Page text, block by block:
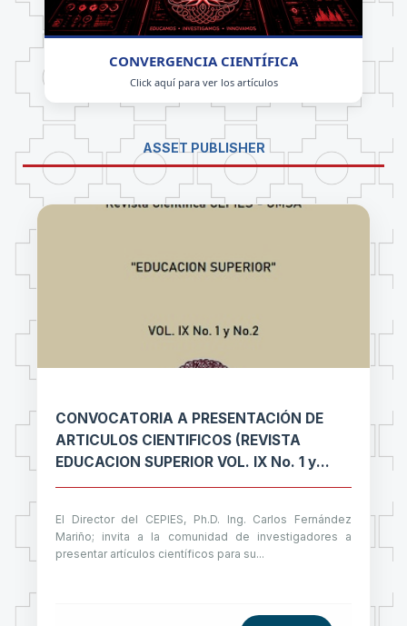
CONVERGENCIA CIENTÍFICA
Click aquí para ver los artículos
ASSET PUBLISHER
CONVOCATORIA A PRESENTACIÓN DE
ARTICULOS CIENTIFICOS (REVISTA
EDUCACION SUPERIOR VOL. IX No. 1 y
No.2)
El Director del CEPIES, Ph.D. Ing. Carlos Fernández
Mariño; invita a la comunidad de investigadores a
presentar artículos científicos para su...